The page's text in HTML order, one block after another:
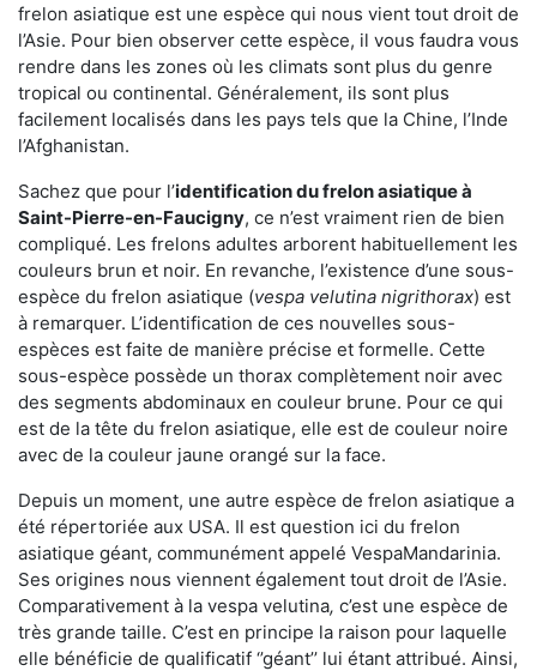
frelon asiatique est une espèce qui nous vient tout droit de
l’Asie. Pour bien observer cette espèce, il vous faudra vous
rendre dans les zones où les climats sont plus du genre
tropical ou continental. Généralement, ils sont plus
facilement localisés dans les pays tels que la Chine, l’Inde
l’Afghanistan.
Sachez que pour l’identification du frelon asiatiqueà
Saint-Pierre-en-Faucigny, ce n’est vraiment rien de bien
compliqué. Les frelons adultes arborent habituellement les
couleurs brun et noir. En revanche, l’existence d’une sous-
espèce du frelon asiatique (vespa velutina nigrithorax) est
à remarquer. L’identification de ces nouvelles sous-
espèces est faite de manière précise et formelle. Cette
sous-espèce possède un thorax complètement noir avec
des segments abdominaux en couleur brune. Pour ce qui
est de la tête du frelon asiatique, elle est de couleur noire
avec de la couleur jaune orangé sur la face.
Depuis un moment, une autre espèce de frelon asiatique a
été répertoriée aux USA. Il est question ici du frelon
asiatique géant, communément appelé VespaMandarinia.
Ses origines nous viennent également tout droit de l’Asie.
Comparativement à la vespa velutina, c’est une espèce de
très grande taille. C’est en principe la raison pour laquelle
elle bénéficie de qualificatif ‘’géant’’ lui étant attribué. Ainsi,